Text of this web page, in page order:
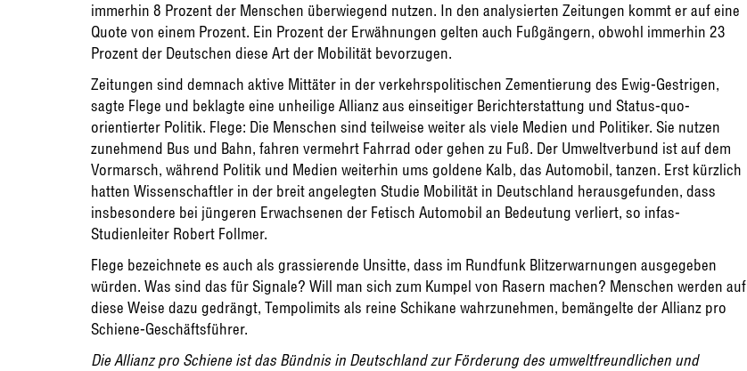
immerhin 8 Prozent der Menschen überwiegend nutzen. In den analysierten Zeitungen kommt er auf eine
Quote von einem Prozent. Ein Prozent der Erwähnungen gelten auch Fußgängern, obwohl immerhin 23
Prozent der Deutschen diese Art der Mobilität bevorzugen.
Zeitungen sind demnach aktive Mittäter in der verkehrspolitischen Zementierung des Ewig-Gestrigen,
sagte Flege und beklagte eine unheilige Allianz aus einseitiger Berichterstattung und Status-quo-
orientierter Politik. Flege: Die Menschen sind teilweise weiter als viele Medien und Politiker. Sie nutzen
zunehmend Bus und Bahn, fahren vermehrt Fahrrad oder gehen zu Fuß. Der Umweltverbund ist auf dem
Vormarsch, während Politik und Medien weiterhin ums goldene Kalb, das Automobil, tanzen. Erst kürzlich
hatten Wissenschaftler in der breit angelegten Studie Mobilität in Deutschland herausgefunden, dass
insbesondere bei jüngeren Erwachsenen der Fetisch Automobil an Bedeutung verliert, so infas-
Studienleiter Robert Follmer.
Flege bezeichnete es auch als grassierende Unsitte, dass im Rundfunk Blitzerwarnungen ausgegeben
würden. Was sind das für Signale? Will man sich zum Kumpel von Rasern machen? Menschen werden auf
diese Weise dazu gedrängt, Tempolimits als reine Schikane wahrzunehmen, bemängelte der Allianz pro
Schiene-Geschäftsführer.
Die Allianz pro Schiene ist das Bündnis in Deutschland zur Förderung des umweltfreundlichen und